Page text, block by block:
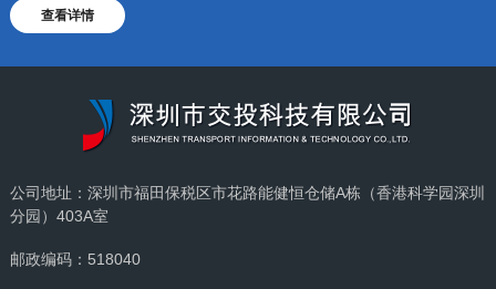
查看详情
公司地址：深圳市福田保税区市花路能健恒仓储A栋（香港科学园深圳
分园）403A室
邮政编码：518040